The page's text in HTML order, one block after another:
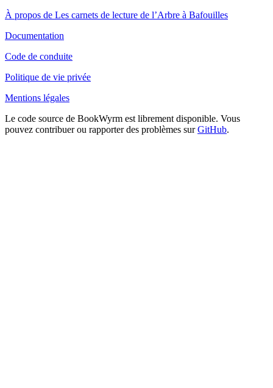
À propos de Les carnets de lecture de l’Arbre à Bafouilles
Documentation
Code de conduite
Politique de vie privée
Mentions légales
Le code source de BookWyrm est librement disponible. Vous
pouvez contribuer ou rapporter des problèmes surGitHub.